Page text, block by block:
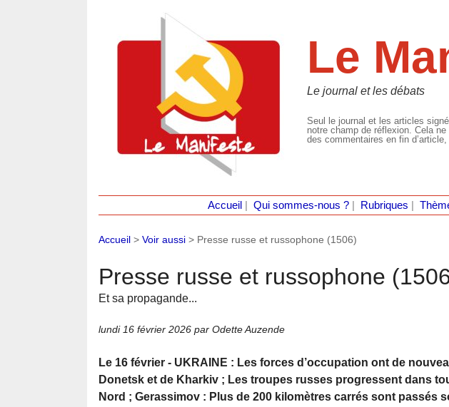
Le
Le journal et les débats
Seul le journal et les articles
notre champ de réflexion. Cela
des commentaires en fin
Accueil Qui sommes-nous ?| Rubriques
Accueil > Voir aussi > Presse russe et russophone (1506)
Presse russe et russophone
Et sa propagande...
lundi 16 février 2026 par Odette Auzende
Le 16 février - UKRAINE : Les forces d’occupation ont de
Donetsk et de Kharkiv ; Les troupes russes progressent dans
Nord ; Gerassimov : Plus de 200 kilomètres carrés sont passés